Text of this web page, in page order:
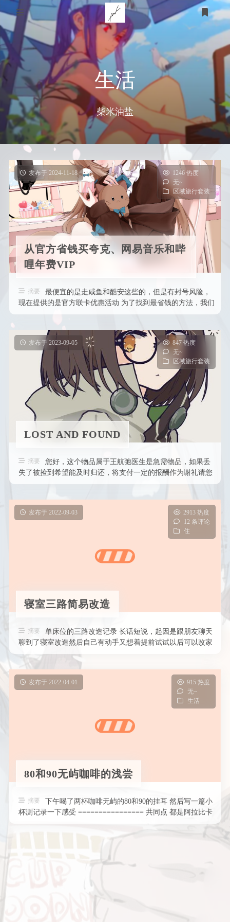
关于我
家乡
个人经历
友链
技术知识
医用
计算机
游戏
STEAM
明日方舟
皇室战争
泰拉瑞亚
体育
羽毛球
篮球
足球
教育
心理
时间规划
语言
面试
生活
衣
食
住
区域旅行套装
时光轴
小学
初中
高中
艺术
美术
文学
表演
留言板
说说
番剧
登录
登录
生活
柴米油盐
发布于 2024-11-18
1246 热度
无~
区域旅行套装
从官方省钱买夸克、网易音乐和哔
哩年费VIP
摘要
最便宜的是走咸鱼和酷安这些的，但是有封号风险，
现在提供的是官方联卡优惠活动 为了找到最省钱的方法，我们
需要比较三种途径的组合成本。 …
发布于 2023-09-05
847 热度
无~
区域旅行套装
LOST AND FOUND
摘要
您好，这个物品属于王航弛医生是急需物品，如果丢
失了被捡到希望能及时归还，将支付一定的报酬作为谢礼请您
联系我我的电话是 微信同号QQ …
发布于 2022-09-03
2913 热度
12 条评论
住
寝室三路简易改造
摘要
单床位的三路改造记录 长话短说，起因是跟朋友聊天
聊到了寝室改造然后自己有动手又想着提前试试以后可以改家
里的然后现在半完成状态不知道 …
发布于 2022-04-01
915 热度
无~
生活
80和90无屿咖啡的浅尝
摘要
下午喝了两杯咖啡无屿的80和90的挂耳 然后写一篇小
杯测记录一下感受 ================ 共同点 都是阿拉比卡